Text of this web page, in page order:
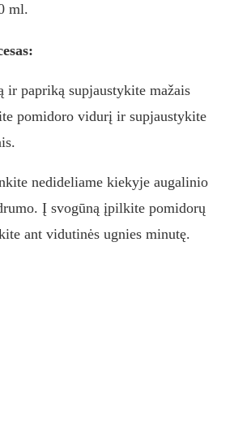
ml.
ir papriką supjaustykite mažais
pomidoro vidurį ir supjaustykite
nedideliame kiekyje augalinio
Į svogūną įpilkite pomidorų
ant vidutinės ugnies minutę.